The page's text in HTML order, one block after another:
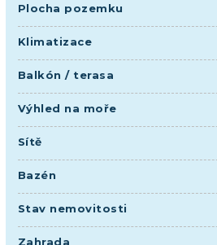
Plocha pozemku
Klimatizace
Balkón / terasa
Výhled na moře
Sítě
Bazén
Stav nemovitosti
Zahrada